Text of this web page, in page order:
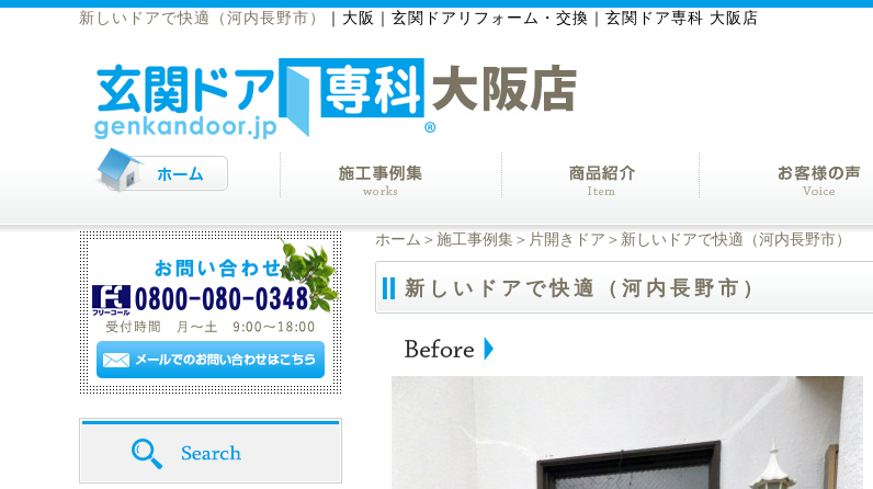
新しいドアで快適（河内長野市） 大阪｜玄関ドアリフォーム・交換｜玄関ドア専科 大阪店
ホーム ＞ 施工事例集 ＞ 片開きドア ＞新しいドアで快適（河内長野市）
新しいドアで快適（河内長野市）